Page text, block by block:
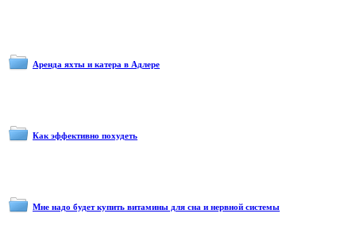
Аренда яхты и катера в Адлере
Как эффективно похудеть
Мне надо будет купить витамины для сна и нервной системы